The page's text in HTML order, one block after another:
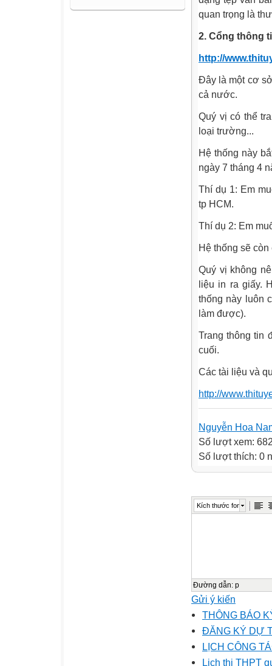
quan trọng là
2. Cổng thông
http://
Đây là một cơ
cả nước.
Quý vị có thể
loại trường...
Hệ thống này
ngày 7 tháng 4
Thí dụ 1: Em
tp HCM.
Thí dụ 2: Em
Hệ thống sẽ
Quý vị không
liệu in ra giấy.
thống này luôn
làm được).
Trang thông tin
cuối.
Các tài liệu và
http://
Nguyễn Hoa
Số lượt xem:
Số lượt thích: 0
Kích thước font
Đường dẫn: p
Gửi ý kiến
THÔNG BÁO
ĐĂNG KÝ DỰ
LỊCH CÔNG
Lịch thi THPT